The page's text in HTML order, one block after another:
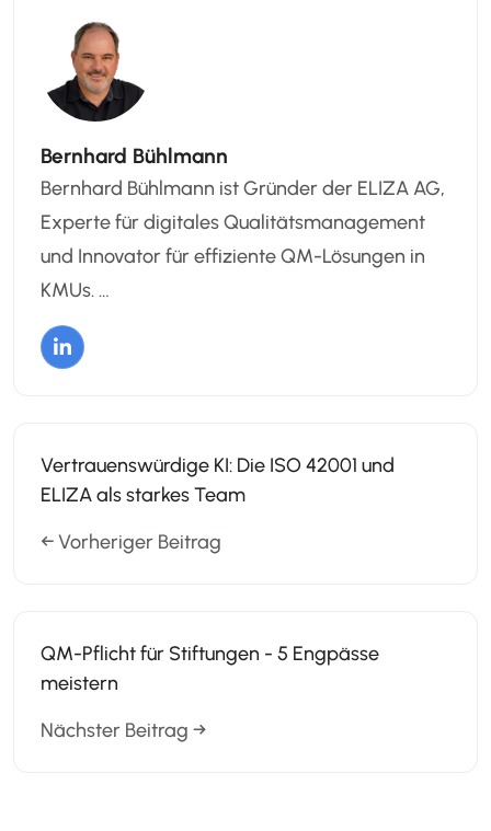
Bernhard Bühlmann
Bernhard Bühlmann ist Gründer der ELIZA AG,
Experte für digitales Qualitätsmanagement
und Innovator für effiziente QM-Lösungen in
KMUs. …
Vertrauenswürdige KI: Die ISO 42001 und
ELIZA als starkes Team
← Vorheriger Beitrag
QM-Pflicht für Stiftungen - 5 Engpässe
meistern
Nächster Beitrag →